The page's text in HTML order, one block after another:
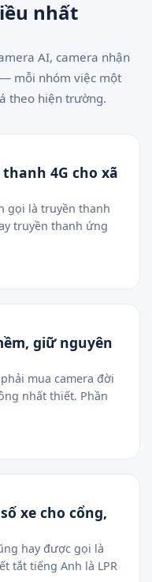
nhất
AI, camera nhận
mỗi nhóm việc một
theo hiện trường.
4G cho xã
gọi là truyền thanh
truyền thanh ứng
giữ nguyên
mua camera đời
nhất thiết. Phần
xe cho cổng,
hay được gọi là
tắt tiếng Anh là LPR